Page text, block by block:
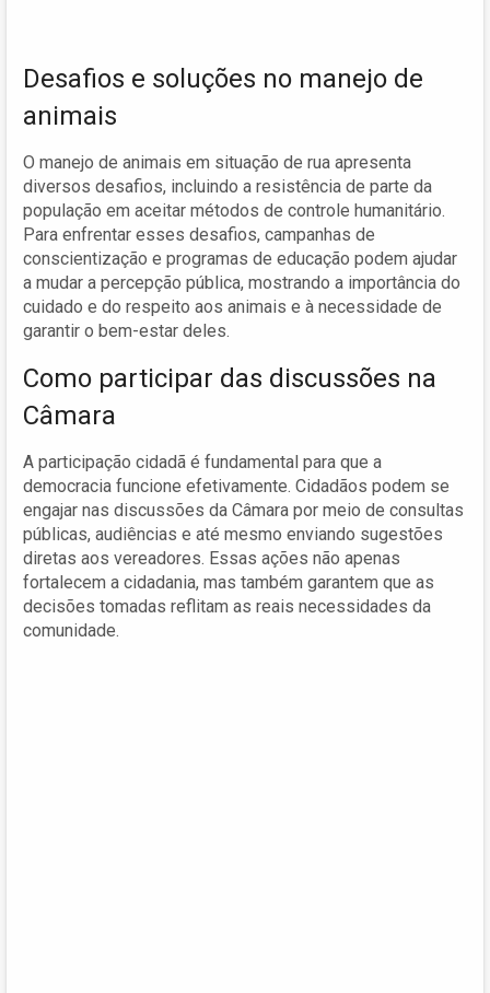
Desafios e soluções no manejo de
animais
O manejo de animais em situação de rua apresenta
diversos desafios, incluindo a resistência de parte da
população em aceitar métodos de controle humanitário.
Para enfrentar esses desafios, campanhas de
conscientização e programas de educação podem ajudar
a mudar a percepção pública, mostrando a importância do
cuidado e do respeito aos animais e à necessidade de
garantir o bem-estar deles.
Como participar das discussões na
Câmara
A participação cidadã é fundamental para que a
democracia funcione efetivamente. Cidadãos podem se
engajar nas discussões da Câmara por meio de consultas
públicas, audiências e até mesmo enviando sugestões
diretas aos vereadores. Essas ações não apenas
fortalecem a cidadania, mas também garantem que as
decisões tomadas reflitam as reais necessidades da
comunidade.